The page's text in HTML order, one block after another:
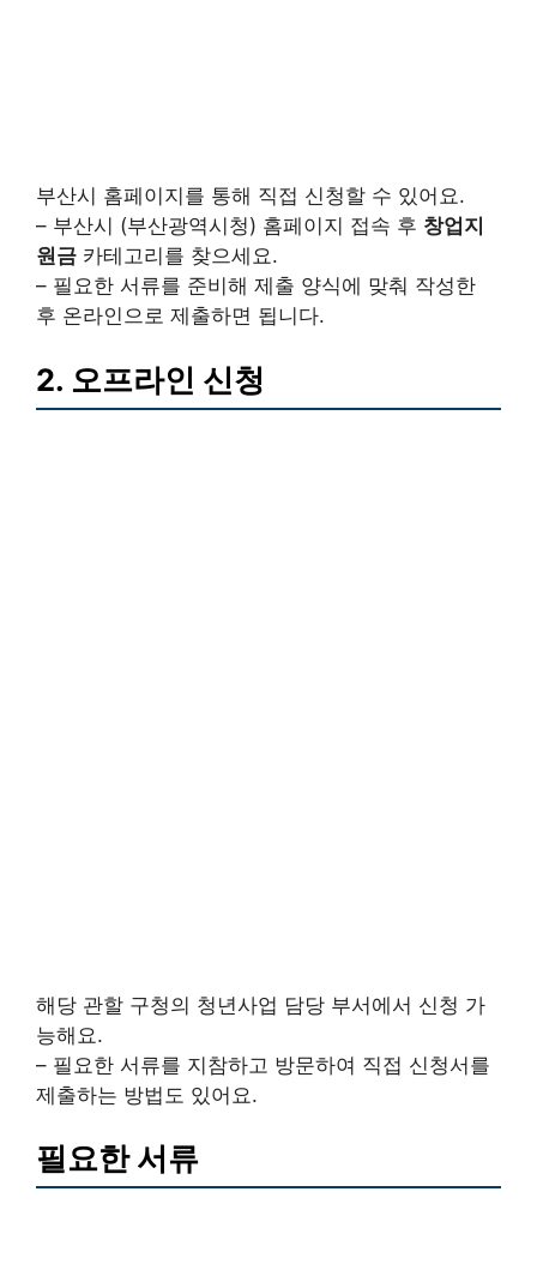
부산시 홈페이지를 통해 직접 신청할 수 있어요.
– 부산시 (부산광역시청) 홈페이지 접속 후 창업지
원금 카테고리를 찾으세요.
– 필요한 서류를 준비해 제출 양식에 맞춰 작성한
후 온라인으로 제출하면 됩니다.
2. 오프라인 신청
해당 관할 구청의 청년사업 담당 부서에서 신청 가
능해요.
– 필요한 서류를 지참하고 방문하여 직접 신청서를
제출하는 방법도 있어요.
필요한 서류